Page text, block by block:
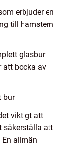
erbjuder en
till hamstern
glasbur
att bocka av
bur
viktigt att
säkerställa att
allmän